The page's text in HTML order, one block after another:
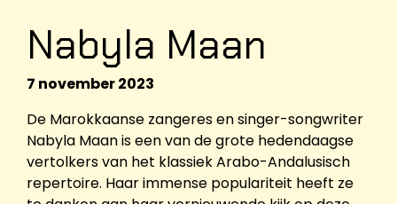
Nabyla Maan
7 november 2023
De Marokkaanse zangeres en singer-songwriter
Nabyla Maan is een van de grote hedendaagse
vertolkers van het klassiek Arabo-Andalusisch
repertoire. Haar immense populariteit heeft ze